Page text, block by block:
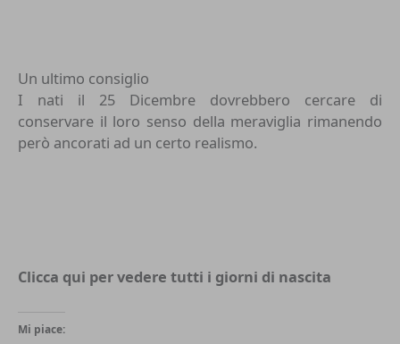
Un ultimo consiglio
I nati il 25 Dicembre dovrebbero cercare di
conservare il loro senso della meraviglia rimanendo
però ancorati ad un certo realismo.
Clicca qui per vedere tutti i giorni di nascita
Mi piace: